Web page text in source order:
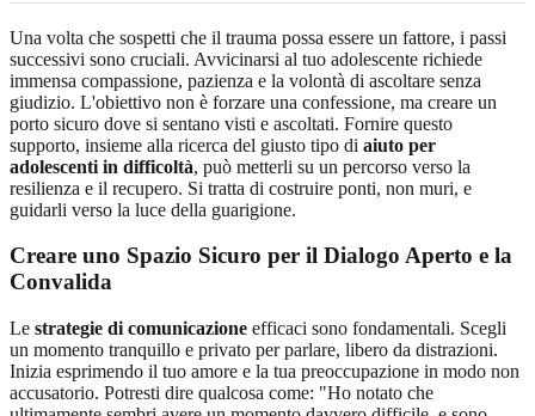
Una volta che sospetti che il trauma possa essere un fattore, i passi
successivi sono cruciali. Avvicinarsi al tuo adolescente richiede
immensa compassione, pazienza e la volontà di ascoltare senza
giudizio. L'obiettivo non è forzare una confessione, ma creare un
porto sicuro dove si sentano visti e ascoltati. Fornire questo
supporto, insieme alla ricerca del giusto tipo di aiuto per
adolescenti in difficoltà, può metterli su un percorso verso la
resilienza e il recupero. Si tratta di costruire ponti, non muri, e
guidarli verso la luce della guarigione.
Creare uno Spazio Sicuro per il Dialogo Aperto e la
Convalida
Le strategie di comunicazione efficaci sono fondamentali. Scegli
un momento tranquillo e privato per parlare, libero da distrazioni.
Inizia esprimendo il tuo amore e la tua preoccupazione in modo non
accusatorio. Potresti dire qualcosa come: "Ho notato che